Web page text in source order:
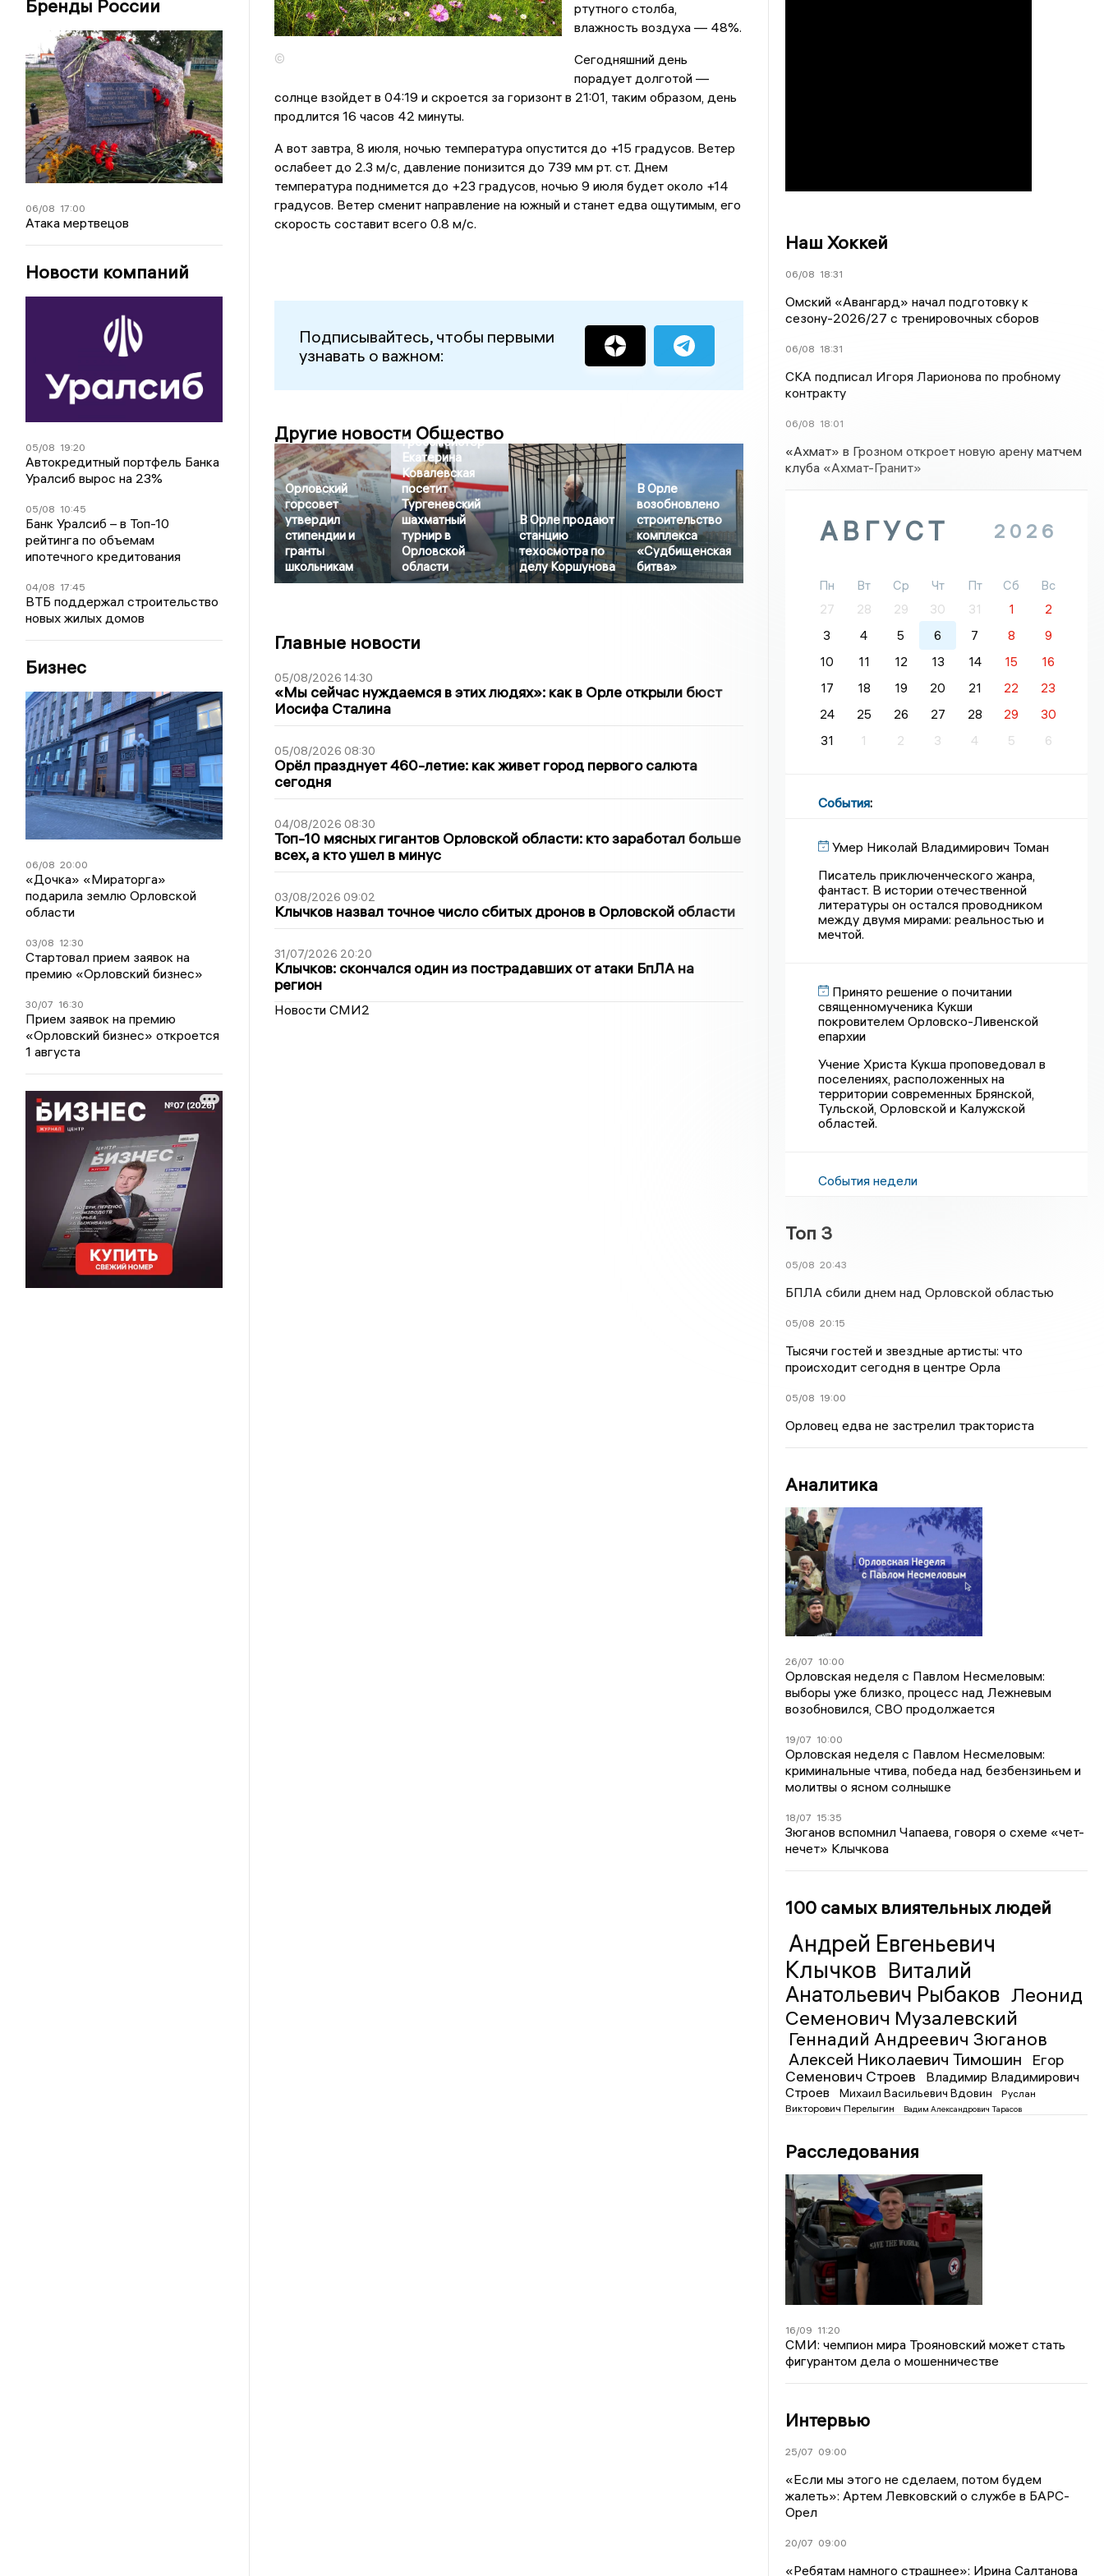
Бренды России
06/08 17:00
Атака мертвецов
Новости компаний
05/08 19:20
Автокредитный портфель Банка
Уралсиб вырос на 23%
05/08 10:45
Банк Уралсиб – в Топ-10
рейтинга по объемам
ипотечного кредитования
04/08 17:45
ВТБ поддержал строительство
новых жилых домов
Бизнес
06/08 20:00
«Дочка» «Мираторга»
подарила землю Орловской
области
03/08 12:30
Стартовал прием заявок на
премию «Орловский бизнес»
30/07 16:30
Прием заявок на премию
«Орловский бизнес» откроется
1 августа
©
ртутного столба,
влажность воздуха — 48%.
Сегодняшний день
порадует долготой —
солнце взойдет в 04:19 и скроется за горизонт в 21:01, таким образом, день
продлится 16 часов 42 минуты.
А вот завтра, 8 июля, ночью температура опустится до +15 градусов. Ветер
ослабеет до 2.3 м/с, давление понизится до 739 мм рт. ст. Днем
температура поднимется до +23 градусов, ночью 9 июля будет около +14
градусов. Ветер сменит направление на южный и станет едва ощутимым, его
скорость составит всего 0.8 м/с.
Подписывайтесь, чтобы первыми
узнавать о важном:
Другие новости Общество
Орловский
горсовет
утвердил
стипендии и
гранты
школьникам
Гроссмейстер
Екатерина
Ковалевская
посетит
Тургеневский
шахматный
турнир в
Орловской
области
В Орле продают
станцию
техосмотра по
делу Коршунова
В Орле
возобновлено
строительство
комплекса
«Судбищенская
битва»
Главные новости
05/08/2026 14:30
«Мы сейчас нуждаемся в этих людях»: как в Орле открыли бюст
Иосифа Сталина
05/08/2026 08:30
Орёл празднует 460-летие: как живет город первого салюта
сегодня
04/08/2026 08:30
Топ-10 мясных гигантов Орловской области: кто заработал больше
всех, а кто ушел в минус
03/08/2026 09:02
Клычков назвал точное число сбитых дронов в Орловской области
31/07/2026 20:20
Клычков: скончался один из пострадавших от атаки БпЛА на
регион
Новости СМИ2
Наш Хоккей
06/08 18:31
Омский «Авангард» начал подготовку к
сезону-2026/27 с тренировочных сборов
06/08 18:31
СКА подписал Игоря Ларионова по пробному
контракту
06/08 18:01
«Ахмат» в Грозном откроет новую арену матчем
клуба «Ахмат-Гранит»
АВГУСТ 2026
Пн Вт Ср Чт Пт Сб
Вс
27
28 29 30 31 1
2
3
4 5 6 7 8
9
10
11 12 13 14 15
16
17
18 19 20 21 22
23
24
25 26 27 28 29
30
31
1 2 3 4 5 6
События:
Умер Николай Владимирович Томан
Писатель приключенческого жанра,
фантаст. В истории отечественной
литературы он остался проводником
между двумя мирами: реальностью и
мечтой.
Принято решение о почитании
священномученика Кукши
покровителем Орловско-Ливенской
епархии
Учение Христа Кукша проповедовал в
поселениях, расположенных на
территории современных Брянской,
Тульской, Орловской и Калужской
областей.
События недели
Топ 3
05/08 20:43
БПЛА сбили днем над Орловской областью
05/08 20:15
Тысячи гостей и звездные артисты: что
происходит сегодня в центре Орла
05/08 19:00
Орловец едва не застрелил тракториста
Аналитика
26/07 10:00
Орловская неделя с Павлом Несмеловым:
выборы уже близко, процесс над Лежневым
возобновился, СВО продолжается
19/07 10:00
Орловская неделя с Павлом Несмеловым:
криминальные чтива, победа над безбензиньем и
молитвы о ясном солнышке
18/07 15:35
Зюганов вспомнил Чапаева, говоря о схеме «чет-
нечет» Клычкова
100 самых влиятельных людей
Андрей Евгеньевич
Клычков Виталий
Анатольевич Рыбаков Леонид
Семенович Музалевский
Геннадий Андреевич Зюганов
Алексей Николаевич Тимошин
Егор
Семенович Строев
Владимир Владимирович
Строев
Михаил Васильевич Вдовин
Руслан
Викторович Перелыгин
Вадим Александрович Тарасов
Расследования
16/09 11:20
СМИ: чемпион мира Трояновский может стать
фигурантом дела о мошенничестве
Интервью
25/07 09:00
«Если мы этого не сделаем, потом будем
жалеть»: Артем Левковский о службе в БАРС-
Орел
20/07 09:00
«Ребятам намного страшнее»: Ирина Салтанова